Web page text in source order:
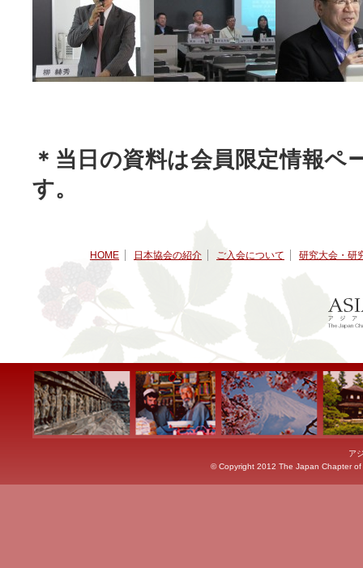
＊当日の資料は会員限定情報
す。
HOME 日本協会の紹介 ご入会について 研究大会・研
ア
© Copyright 2012 The Japan Chapter